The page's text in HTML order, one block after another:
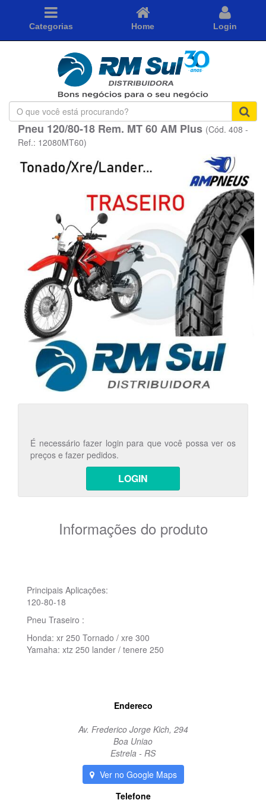
Categorias Home Login
O
que
você
está
Pneu 120/80-18 Rem. MT 60 AM Plus (Cód. 408 -
Ref.: 12080MT60)
É necessário fazer login para que você possa ver os
preços e fazer pedidos.
LOGIN
Informações do produto
Principais Aplicações:
120-80-18
Pneu Traseiro :
Honda: xr 250 Tornado / xre 300
Yamaha: xtz 250 lander / tenere 250
Endereco
Av. Frederico Jorge Kich, 294
Boa Uniao
Estrela - RS
Ver no Google Maps
Telefone